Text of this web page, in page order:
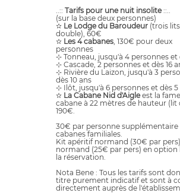
..:: Tarifs pour une nuit insolite::..
(sur la base deux personnes)
✫ Le Lodge du Baroudeur (trois lits
double), 60€
✫ Les 4 cabanes, 130€ pour deux
personnes
⊹ Tonneau, jusqu'à 4 personnes et
⊹ Cascade, 2 personnes et dès 16
⊹ Rivière du Laizon, jusqu'à 3
dès 10 ans
⊹ Ilôt, jusqu'à 6 personnes et dès 5
✫ La Cabane Nid d'Aigleest la
cabane à 22 mètres de hauteur (lit
190€.
30€ par personne supplémentaire
cabanes familiales.
Kit apéritif normand (30€ par
normand (25€ par pers) en option
la réservation.
Nota Bene : Tous les tarifs sont
titre purement indicatif et sont à
directement auprès de